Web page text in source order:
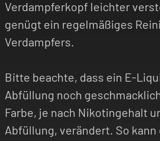
Verdampferkopf leichter
genügt ein regelmäßiges
Verdampfers.
Bitte beachte, dass ein E-
Abfüllung noch
Farbe, je nach Nikotingehalt
Abfüllung, verändert. So kann